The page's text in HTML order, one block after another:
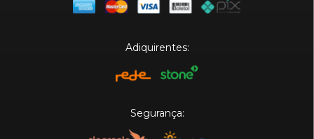
Adiquirentes:
Segurança: